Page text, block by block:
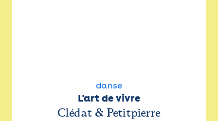
danse
L'art de vivre
Clédat & Petitpierre